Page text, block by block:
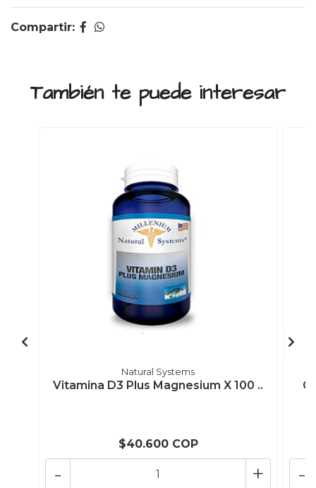
Compartir:
También te puede interesar
Natural Systems
Vitamina D3 Plus Magnesium X 100 ..
$40.600 COP
+
- -